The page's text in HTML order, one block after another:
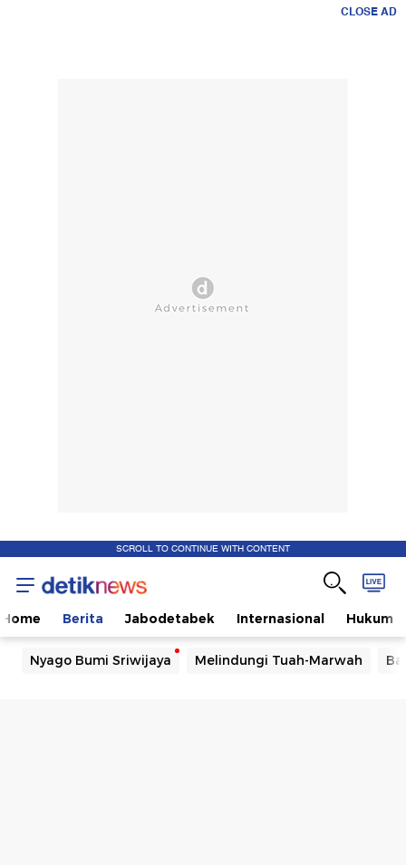
CLOSE AD
SCROLL TO CONTINUE WITH CONTENT
Home Berita Jabodetabek Internasional Hukum
Nyago Bumi Sriwijaya Melindungi Tuah-Marwah